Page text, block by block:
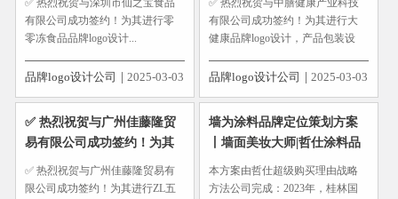
计
有限公司成功签约！为其进行零
零冻食品品牌logo设计...
品牌logo设计公司 2025-03-03
产品包装设计
有限公司成功签约！为其进行大
健康品牌logo设计，产品包装设
品牌logo设计公司 2025-03-03
✅ 热烈祝贺与广州佳藤隆贸
易有限公司成功签约！为其
进行ZL五金品牌logo设计
✅ 热烈祝贺与广州佳藤隆贸易有
限公司成功签约！为其进行ZL五
墙为涂料品牌定位策划方案
丨墙面美妆大师|哲仕涂料品
牌包装设计
本方案由哲仕超级购买理由战略
方法公司完成：2023年，桂林国